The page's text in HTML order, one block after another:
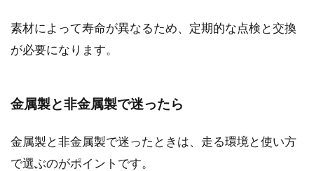
素材によって寿命が異なるため、定期的な点検と交換
が必要になります。
金属製と非金属製で迷ったら
金属製と非金属製で迷ったときは、走る環境と使い方
で選ぶのがポイントです。